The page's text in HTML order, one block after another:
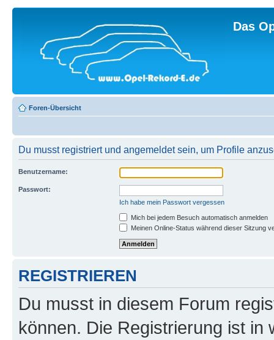
Das
Foren-Übersicht
Du musst registriert und angemeldet sein, um Profile
Benutzername:
Passwort:
Ich habe mein Passwort vergessen
Mich bei jedem Besuch automatisch anmelden
Meinen Online-Status während dieser Sitzung
REGISTRIEREN
Du musst in diesem Forum
können. Die Registrierung ist in